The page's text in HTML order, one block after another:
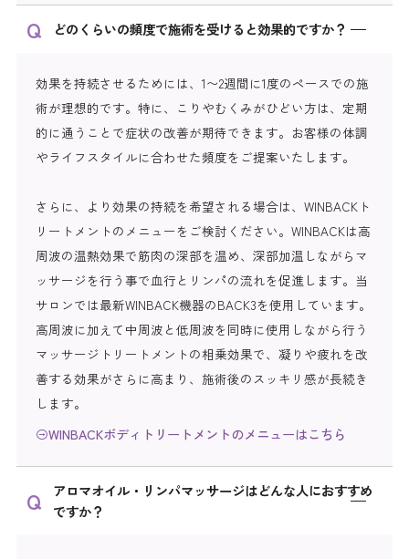
どのくらいの頻度で施術を受けると効果的ですか？
効果を持続させるためには、1〜2週間に1度のペースでの施
術が理想的です。特に、こりやむくみがひどい方は、定期
的に通うことで症状の改善が期待できます。お客様の体調
やライフスタイルに合わせた頻度をご提案いたします。
さらに、より効果の持続を希望される場合は、WINBACKト
リートメントのメニューをご検討ください。WINBACKは高
周波の温熱効果で筋肉の深部を温め、深部加温しながらマ
ッサージを行う事で血行とリンパの流れを促進します。当
サロンでは最新WINBACK機器のBACK3を使用しています。
高周波に加えて中周波と低周波を同時に使用しながら行う
マッサージトリートメントの相乗効果で、凝りや疲れを改
善する効果がさらに高まり、施術後のスッキリ感が長続き
します。
WINBACKボディトリートメントのメニューはこちら
アロマオイル・リンパマッサージはどんな人におすすめ
ですか？